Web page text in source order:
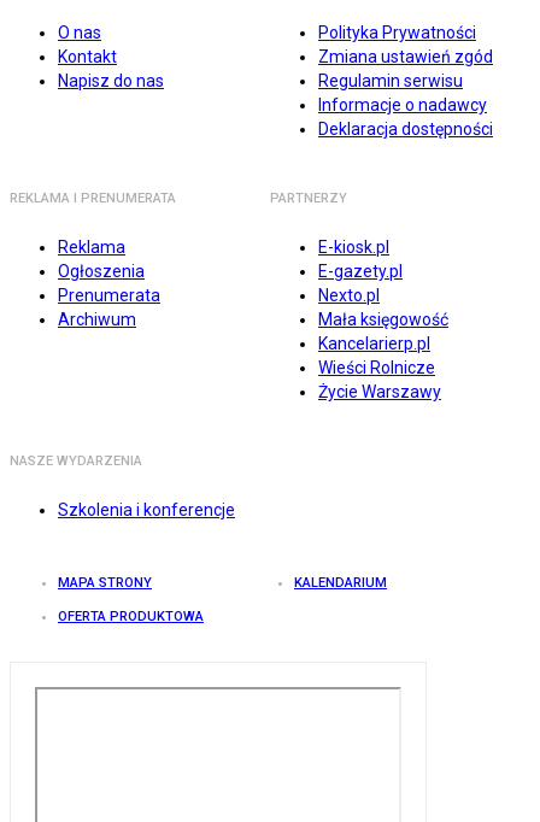
O nas
Kontakt
Napisz do nas
Polityka Prywatności
Zmiana ustawień zgód
Regulamin serwisu
Informacje o nadawcy
Deklaracja dostępności
REKLAMA I PRENUMERATA
Reklama
Ogłoszenia
Prenumerata
Archiwum
PARTNERZY
E-kiosk.pl
E-gazety.pl
Nexto.pl
Mała księgowość
Kancelarierp.pl
Wieści Rolnicze
Życie Warszawy
NASZE WYDARZENIA
Szkolenia i konferencje
MAPA STRONY KALENDARIUM
OFERTA PRODUKTOWA